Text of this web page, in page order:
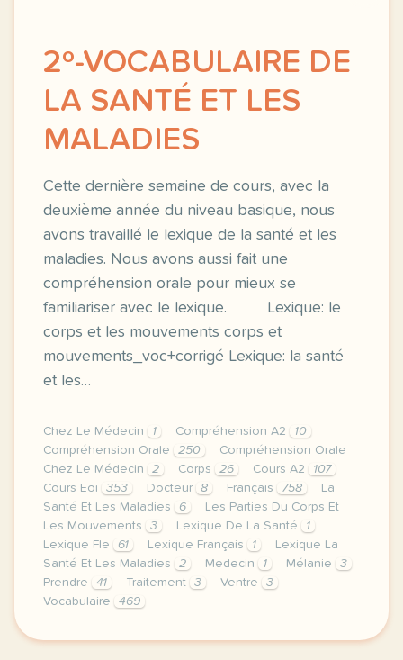
2º-VOCABULAIRE DE
LA SANTÉ ET LES
MALADIES
Cette dernière semaine de cours, avec la
deuxième année du niveau basique, nous
avons travaillé le lexique de la santé et les
maladies. Nous avons aussi fait une
compréhension orale pour mieux se
familiariser avec le lexique. Lexique: le
corps et les mouvements corps et
mouvements_voc+corrigé Lexique: la santé
et les…
Chez Le Médecin 1 Compréhension A2
10
Compréhension Orale
250
Compréhension Orale
Chez Le Médecin
2 Corps 26 Cours A2
107
Cours Eoi
353 Docteur 8 Français 758
La
Santé Et Les Maladies
6
Les Parties Du Corps Et
Les Mouvements
3 Lexique De La Santé
1
Lexique Fle
61 Lexique Français 1
Lexique La
Santé Et Les Maladies
2 Medecin 1 Mélanie
3
Prendre
41 Traitement 3 Ventre
3
Vocabulaire
469
image e psychiatrie frcette derniere semaine de